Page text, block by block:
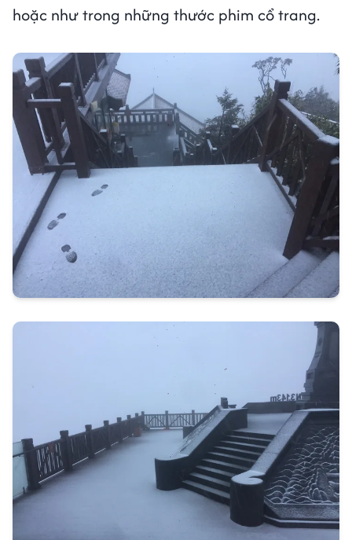
hoặc như trong những thước phim cổ trang.